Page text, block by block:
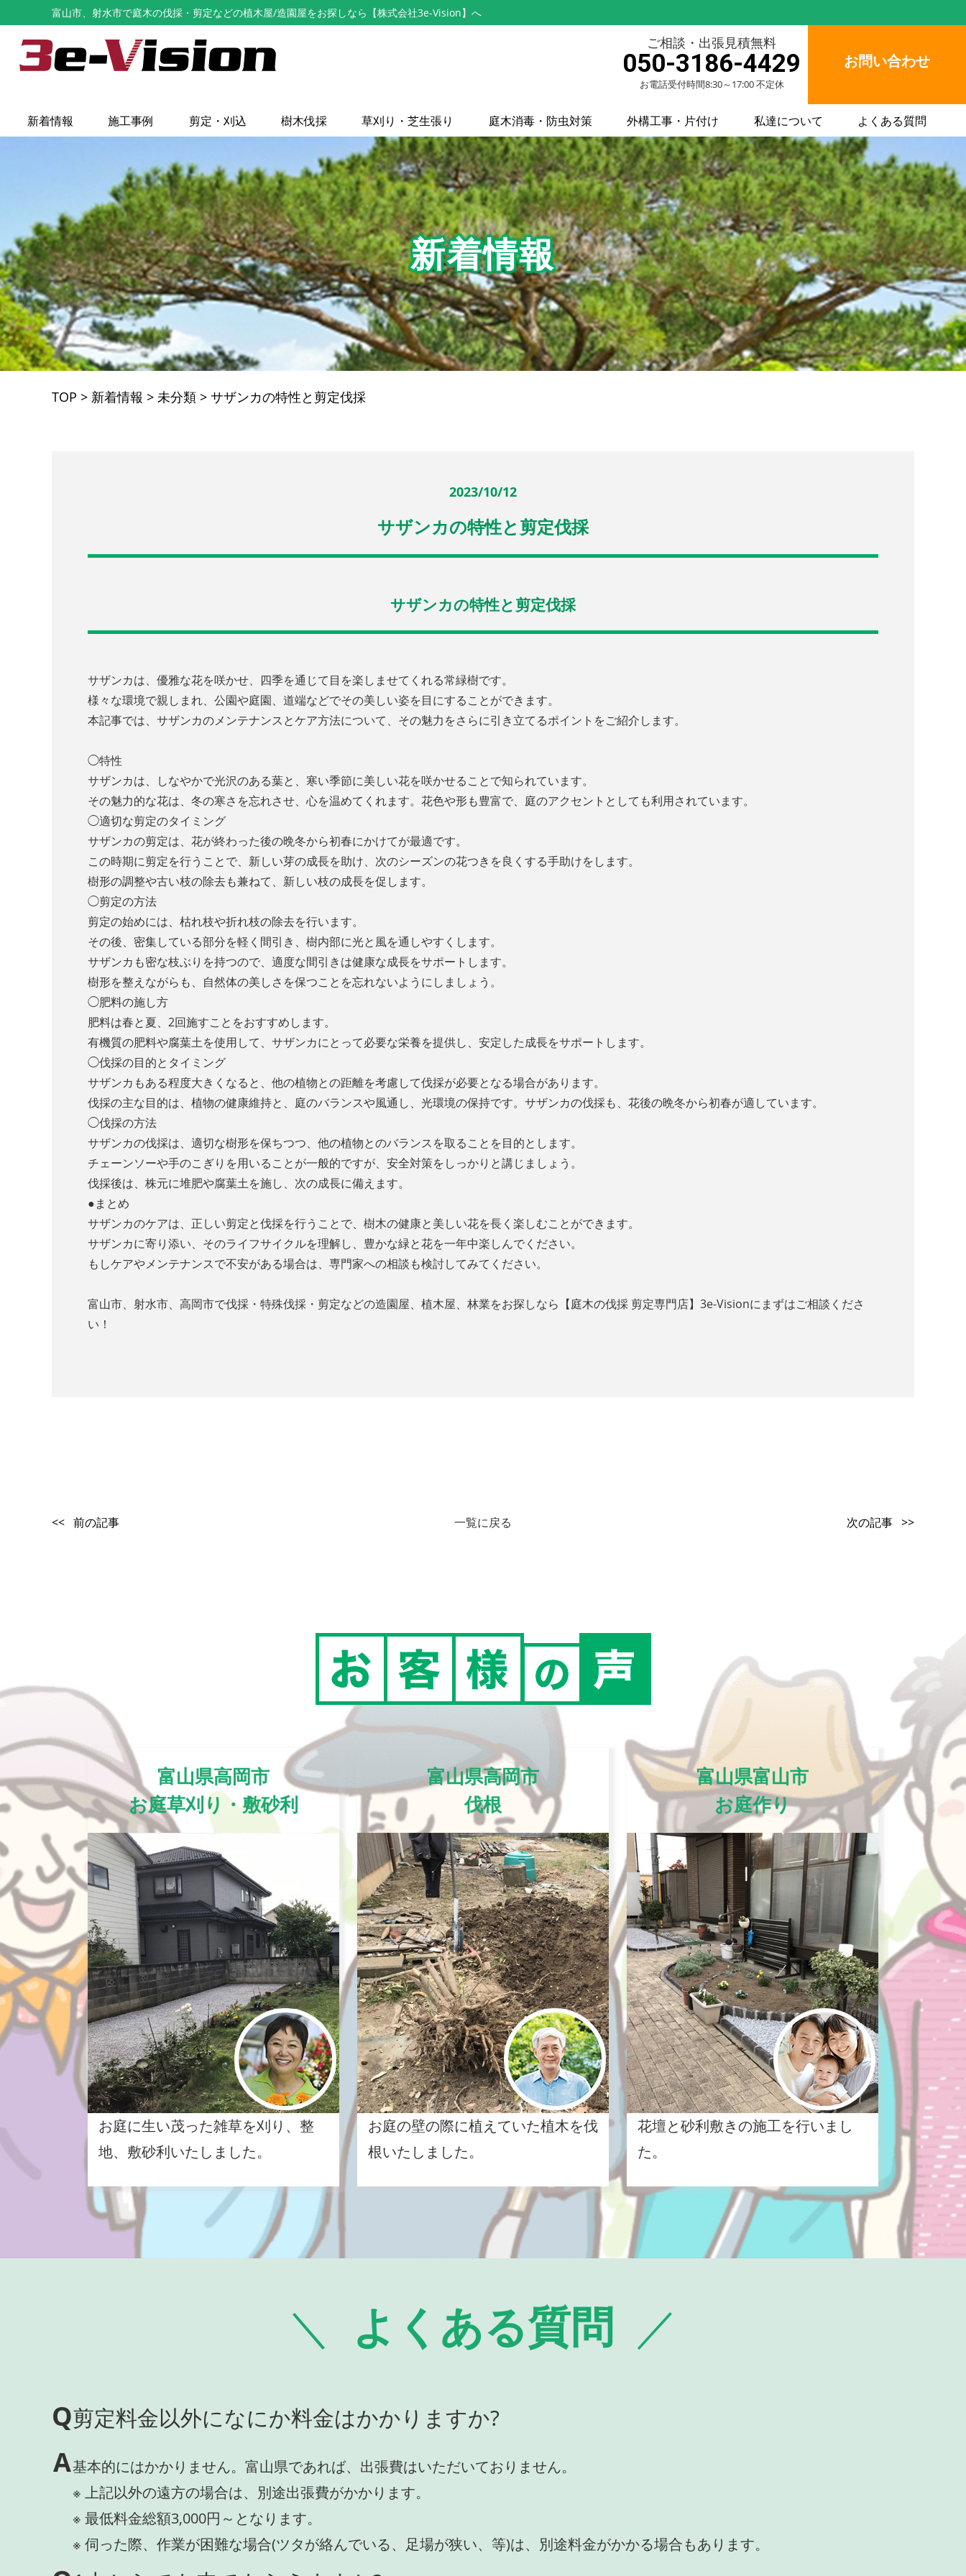
富山市、射水市で庭木の伐採・剪定などの植木屋/造園屋をお探しなら【株式会社3e-Vision】へ
ご相談・出張見積無料
050-3186-4429
お電話受付時間8:30～17:00 不定休
お問い合わせ
新着情報 施工事例 剪定・刈込 樹木伐採 草刈り・芝生張り 庭木消毒・防虫対策 外構工事・片付け 私達について よくある質問
新着情報
TOP > 新着情報 > 未分類 > サザンカの特性と剪定伐採
2023/10/12
サザンカの特性と剪定伐採
サザンカの特性と剪定伐採
サザンカは、優雅な花を咲かせ、四季を通じて目を楽しませてくれる常緑樹です。
様々な環境で親しまれ、公園や庭園、道端などでその美しい姿を目にすることができます。
本記事では、サザンカのメンテナンスとケア方法について、その魅力をさらに引き立てるポイントをご紹介します。
◯特性
サザンカは、しなやかで光沢のある葉と、寒い季節に美しい花を咲かせることで知られています。
その魅力的な花は、冬の寒さを忘れさせ、心を温めてくれます。花色や形も豊富で、庭のアクセントとしても利用されています。
◯適切な剪定のタイミング
サザンカの剪定は、花が終わった後の晩冬から初春にかけてが最適です。
この時期に剪定を行うことで、新しい芽の成長を助け、次のシーズンの花つきを良くする手助けをします。
樹形の調整や古い枝の除去も兼ねて、新しい枝の成長を促します。
◯剪定の方法
剪定の始めには、枯れ枝や折れ枝の除去を行います。
その後、密集している部分を軽く間引き、樹内部に光と風を通しやすくします。
サザンカも密な枝ぶりを持つので、適度な間引きは健康な成長をサポートします。
樹形を整えながらも、自然体の美しさを保つことを忘れないようにしましょう。
◯肥料の施し方
肥料は春と夏、2回施すことをおすすめします。
有機質の肥料や腐葉土を使用して、サザンカにとって必要な栄養を提供し、安定した成長をサポートします。
◯伐採の目的とタイミング
サザンカもある程度大きくなると、他の植物との距離を考慮して伐採が必要となる場合があります。
伐採の主な目的は、植物の健康維持と、庭のバランスや風通し、光環境の保持です。サザンカの伐採も、花後の晩冬から初春が適しています。
◯伐採の方法
サザンカの伐採は、適切な樹形を保ちつつ、他の植物とのバランスを取ることを目的とします。
チェーンソーや手のこぎりを用いることが一般的ですが、安全対策をしっかりと講じましょう。
伐採後は、株元に堆肥や腐葉土を施し、次の成長に備えます。
●まとめ
サザンカのケアは、正しい剪定と伐採を行うことで、樹木の健康と美しい花を長く楽しむことができます。
サザンカに寄り添い、そのライフサイクルを理解し、豊かな緑と花を一年中楽しんでください。
もしケアやメンテナンスで不安がある場合は、専門家への相談も検討してみてください。
富山市、射水市、高岡市で伐採・特殊伐採・剪定などの造園屋、植木屋、林業をお探しなら【庭木の伐採 剪定専門店】3e-Visionにまずはご相談くださ
い！
<< 前の記事 一覧に戻る 次の記事 >>
富山県高岡市
お庭草刈り・敷砂利
お庭に生い茂った雑草を刈り、整
地、敷砂利いたしました。
富山県高岡市
伐根
お庭の壁の際に植えていた植木を伐
根いたしました。
富山県富山市
お庭作り
花壇と砂利敷きの施工を行いまし
た。
よくある質問
Q剪定料金以外になにか料金はかかりますか?
A基本的にはかかりません。富山県であれば、出張費はいただいておりません。
※ 上記以外の遠方の場合は、別途出張費がかかります。
※ 最低料金総額3,000円～となります。
※ 伺った際、作業が困難な場合(ツタが絡んでいる、足場が狭い、等)は、別途料金がかかる場合もあります。